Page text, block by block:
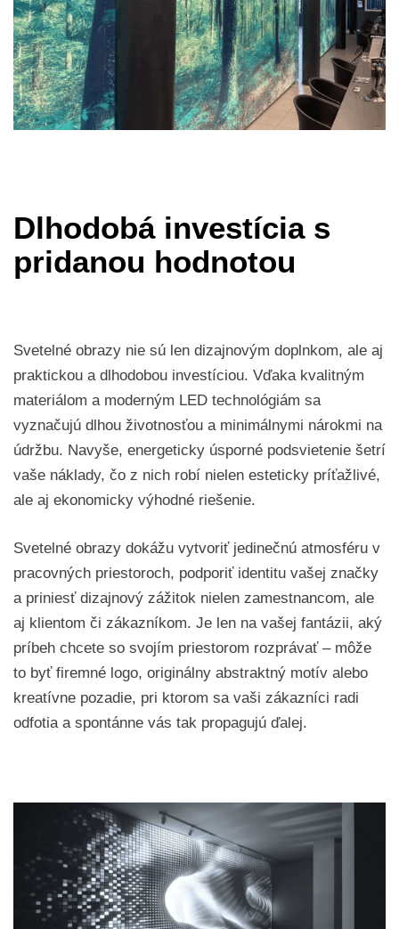
Dlhodobá investícia s
pridanou hodnotou
Svetelné obrazy nie sú len dizajnovým doplnkom, ale aj
praktickou a dlhodobou investíciou. Vďaka kvalitným
materiálom a moderným LED technológiám sa
vyznačujú dlhou životnosťou a minimálnymi nárokmi na
údržbu. Navyše, energeticky úsporné podsvietenie šetrí
vaše náklady, čo z nich robí nielen esteticky príťažlivé,
ale aj ekonomicky výhodné riešenie.
Svetelné obrazy dokážu vytvoriť jedinečnú atmosféru v
pracovných priestoroch, podporiť identitu vašej značky
a priniesť dizajnový zážitok nielen zamestnancom, ale
aj klientom či zákazníkom. Je len na vašej fantázii, aký
príbeh chcete so svojím priestorom rozprávať – môže
to byť firemné logo, originálny abstraktný motív alebo
kreatívne pozadie, pri ktorom sa vaši zákazníci radi
odfotia a spontánne vás tak propagujú ďalej.